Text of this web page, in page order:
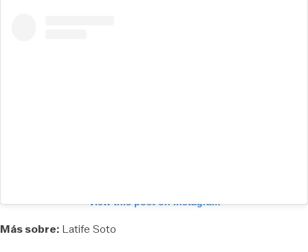
View this post on Instagram
Más sobre: Latife Soto